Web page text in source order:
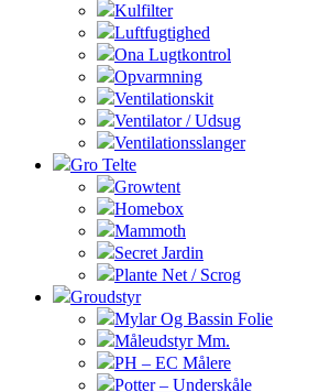
Kulfilter
Luftfugtighed
Ona Lugtkontrol
Opvarmning
Ventilationskit
Ventilator / Udsug
Ventilationsslanger
Gro Telte
Growtent
Homebox
Mammoth
Secret Jardin
Plante Net / Scrog
Groudstyr
Mylar Og Bassin Folie
Måleudstyr Mm.
PH – EC Målere
Potter – Underskåle